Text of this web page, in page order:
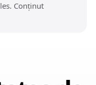
Conținut